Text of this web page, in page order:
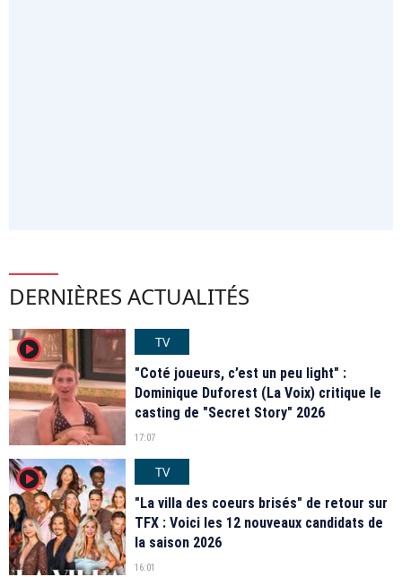
DERNIÈRES ACTUALITÉS
player2
TV
"Coté joueurs, c’est un peu light" :
Dominique Duforest (La Voix) critique le
casting de "Secret Story" 2026
17:07
player2
TV
"La villa des coeurs brisés" de retour sur
TFX : Voici les 12 nouveaux candidats de
la saison 2026
16:01